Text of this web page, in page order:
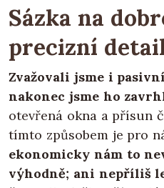
Sázka na
precizní
Zvažovali jsme i
nakonec jsme ho
otevřená okna a přísun
tímto způsobem je pro
ekonomicky nám to
výhodně; ani nepříliš